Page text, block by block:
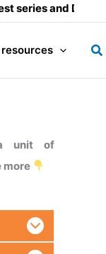
Daily answer
a unit of
more